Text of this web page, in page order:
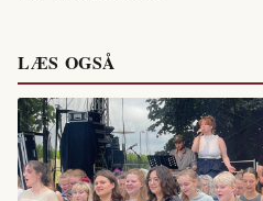
LÆS OGSÅ